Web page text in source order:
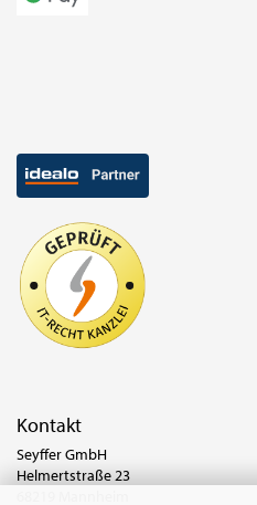
Kontakt
Seyffer GmbH
Helmertstraße 23